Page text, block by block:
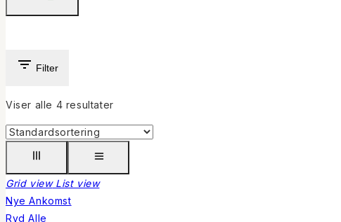
Filter
Viser alle 4 resultater
Grid view List view
Nye Ankomst
Ryd Alle